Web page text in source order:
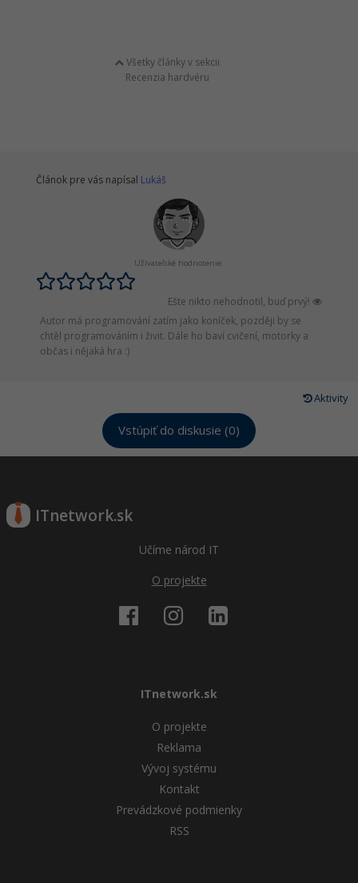
Všetky články v sekcii
Recenzia hardvéru
Článok pre vás napísal Lukáš
Užívateľské hodnotenie:
Ešte nikto nehodnotil, buď prvý!
Autor má programování zatím jako koníček, později by se
chtěl programováním i živit. Dále ho baví cvičení, motorky a
občas i nějaká hra :)
Aktivity
Vstúpiť do diskusie (0)
ITnetwork.sk
Učíme národ IT
O projekte
ITnetwork.sk
O projekte
Reklama
Vývoj systému
Kontakt
Prevádzkové podmienky
RSS